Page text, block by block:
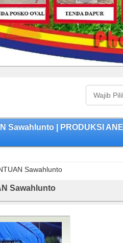
Sawahlunto | PRODUKSI
Sawahlunto
Sawahlunto